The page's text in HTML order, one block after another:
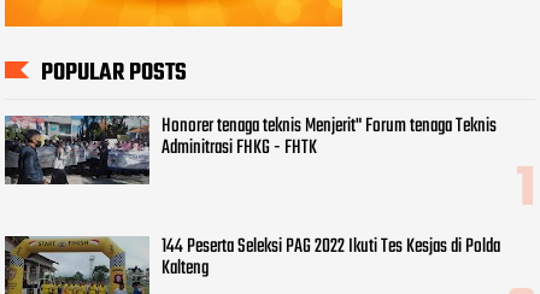
POPULAR POSTS
Honorer tenaga teknis Menjerit" Forum tenaga Teknis
Adminitrasi FHKG - FHTK
144 Peserta Seleksi PAG 2022 Ikuti Tes Kesjas di Polda
Kalteng